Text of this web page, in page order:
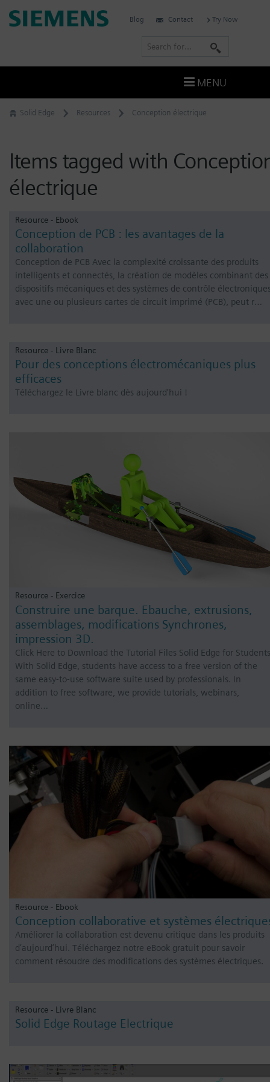
Skip
to
Solid Edge Resources Conception électrique
Items tagged with
électrique
Resource - Ebook
Conception de PCB : les avantages de la
collaboration
Conception de PCB Avec la complexité croissante des produits
intelligents et connectés, la création de modèles combinant des
dispositifs mécaniques et des systèmes de contrôle
avec une ou plusieurs cartes de circuit imprimé (PCB), peut r…
Resource - Livre Blanc
Pour des conceptions électromécaniques plus
efficaces
Téléchargez le Livre blanc dès aujourd’hui !
Resource - Exercice
Construire une barque. Ebauche, extrusions,
assemblages, modifications Synchrones,
impression 3D.
Click Here to Download the Tutorial Files Solid Edge for Students
With Solid Edge, students have access to a free version of the
same easy-to-use software suite used by professionals. In
addition to free software, we provide tutorials, webinars,
online…
Resource - Ebook
Conception collaborative et systèmes
Améliorer la collaboration est devenu critique dans les produits
d’aujourd’hui. Téléchargez notre eBook gratuit pour savoir
comment résoudre des modifications des systèmes électriques.
Resource - Livre Blanc
Solid Edge Routage Electrique
Siemens
Industries
for
Blog Contact Try Now
r
c
MENU